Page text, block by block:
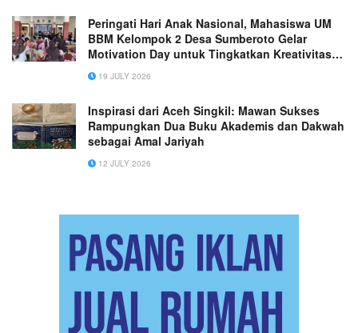
Peringati Hari Anak Nasional, Mahasiswa UM
BBM Kelompok 2 Desa Sumberoto Gelar
Motivation Day untuk Tingkatkan Kreativitas
dan Kepercayaan Diri Anak
19 JULY 2026
Inspirasi dari Aceh Singkil: Mawan Sukses
Rampungkan Dua Buku Akademis dan Dakwah
sebagai Amal Jariyah
12 JULY 2026